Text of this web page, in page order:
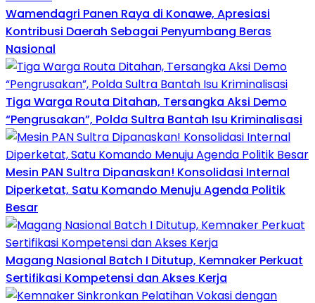
Wamendagri Panen Raya di Konawe, Apresiasi
Kontribusi Daerah Sebagai Penyumbang Beras
Nasional
Tiga Warga Routa Ditahan, Tersangka Aksi Demo
“Pengrusakan”, Polda Sultra Bantah Isu Kriminalisasi
Mesin PAN Sultra Dipanaskan! Konsolidasi Internal
Diperketat, Satu Komando Menuju Agenda Politik
Besar
Magang Nasional Batch I Ditutup, Kemnaker Perkuat
Sertifikasi Kompetensi dan Akses Kerja